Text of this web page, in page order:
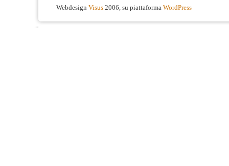
Webdesign Visus 2006, su piattaforma WordPress